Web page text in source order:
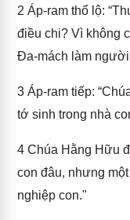
2 Áp-ram thổ lộ:
điều chi? Vì không
Đa-mách làm
3 Áp-ram tiếp:
tớ sinh trong nhà
4 Chúa Hằng Hữu
con đâu, nhưng
nghiệp con."